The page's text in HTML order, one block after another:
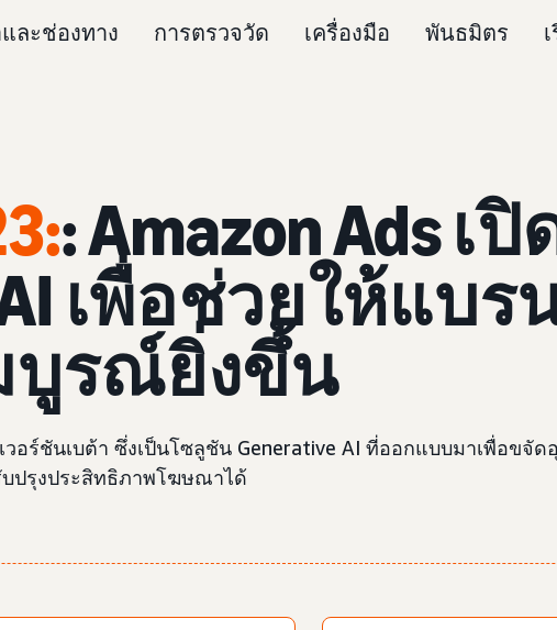
ละช่องทาง การตรวจวัด เครื่องมือ พันธมิตร
: Amazon Ads เ
เพื่อช่วยให้แบ
รณ์ยิ่งขึ้น
วอร์ชันเบต้า ซึ่งเป็นโซลูชัน Generative AI ที่ออกแบบมาเพื่อข
ปรุงประสิทธิภาพโฆษณาได้